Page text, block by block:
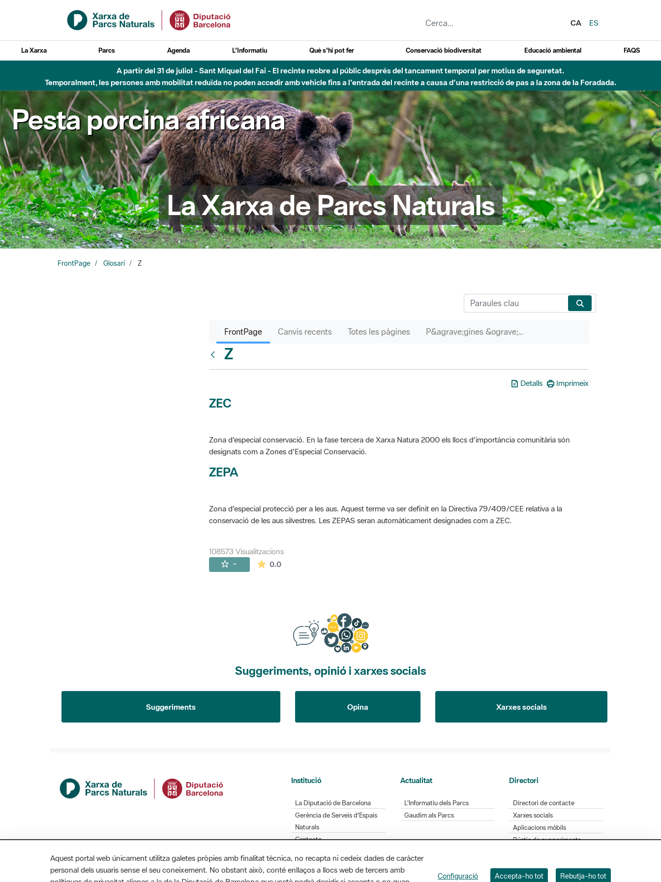
Salta al contingut principal
CA
ES
La Xarxa Parcs Agenda L'Informatiu Què s'hi pot fer Conservació biodiversitat Educació ambiental FAQS
A partir del 31 de juliol - Sant Miquel del Fai - El recinte reobre al públic després del tancament temporal per motius de seguretat.
Temporalment, les persones amb mobilitat reduïda no poden accedir amb vehicle fins a l'entrada del recinte a causa d'una restricció de pas a la zona de la Foradada.
Pesta porcina africana
La Xarxa de Parcs Naturals
FrontPage Glosari Z
FrontPage Canvis recents Totes les pàgines P&agrave;gines &ograve;rfenes
Z
Detalls Imprimeix
ZEC
Zona d'especial conservació. En la fase tercera de Xarxa Natura 2000 els llocs d'importància comunitària són
designats com a Zones d'Especial Conservació.
ZEPA
Zona d'especial protecció per a les aus. Aquest terme va ser definit en la Directiva 79/409/CEE relativa a la
conservació de les aus silvestres. Les ZEPAS seran automàticament designades com a ZEC.
108573 Visualitzacions
- 0.0La mitjana de les valoracions és de 0 estrelles de 5.
Suggeriments, opinió i xarxes socials
Suggeriments Opina Xarxes socials
Institució
La Diputació de Barcelona
Gerència de Serveis d'Espais
Naturals
Contacte
Actualitat
L'Informatiu dels Parcs
Gaudim als Parcs
Directori
Directori de contacte
Xarxes socials
Aplicacions mòbils
Bústia de suggeriments
Aquest portal web únicament utilitza galetes pròpies amb finalitat tècnica, no recapta ni cedeix dades de caràcter
personal dels usuaris sense el seu coneixement. No obstant això, conté enllaços a llocs web de tercers amb
Configuració Accepta-ho tot Rebutja-ho tot